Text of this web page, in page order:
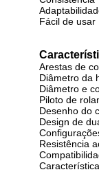
Fácil de usar
Arestas de
Diâmetro da
Diâmetro e
Piloto de
Desenho do
Design de
Resistência